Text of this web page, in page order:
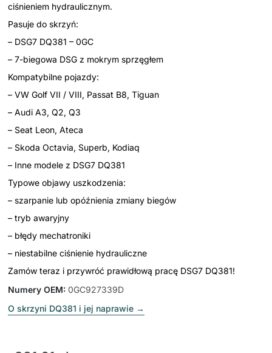
ciśnieniem hydraulicznym.
Pasuje do skrzyń:
– DSG7 DQ381 – 0GC
– 7-biegowa DSG z mokrym sprzęgłem
Kompatybilne pojazdy:
– VW Golf VII / VIII, Passat B8, Tiguan
– Audi A3, Q2, Q3
– Seat Leon, Ateca
– Skoda Octavia, Superb, Kodiaq
– Inne modele z DSG7 DQ381
Typowe objawy uszkodzenia:
– szarpanie lub opóźnienia zmiany biegów
– tryb awaryjny
– błędy mechatroniki
– niestabilne ciśnienie hydrauliczne
Zamów teraz i przywróć prawidłową pracę DSG7 DQ381!
Numery OEM: 0GC927339D
O skrzyni DQ381 i jej naprawie →